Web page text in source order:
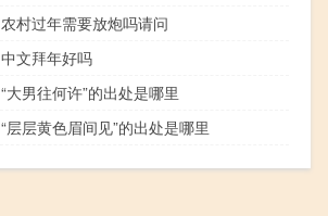
农村过年需要放炮吗请问
中文拜年好吗
“大男往何许”的出处是哪里
“层层黄色眉间见”的出处是哪里